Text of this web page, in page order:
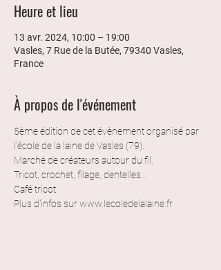
Heure et lieu
13 avr. 2024, 10:00 – 19:00
Vasles, 7 Rue de la Butée, 79340 Vasles,
France
À propos de l'événement
5ème édition de cet évènement organisé par
l'école de la laine de Vasles (79).
Marché de créateurs autour du fil.
Tricot, crochet, filage, dentelles...
Café tricot.
Plus d'infos sur www.lecoledelalaine.fr